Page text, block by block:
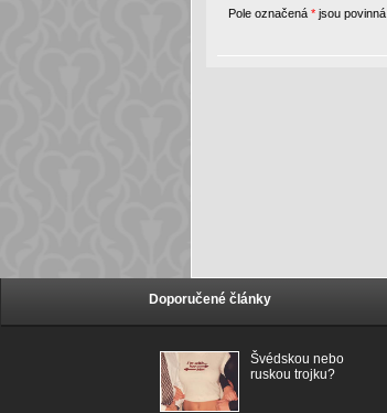
Pole označená *jsou povinná.
Doporučené články
Švédskou nebo
ruskou trojku?